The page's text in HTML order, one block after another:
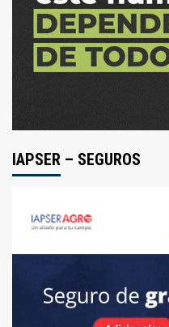
IAPSER – SEGUROS